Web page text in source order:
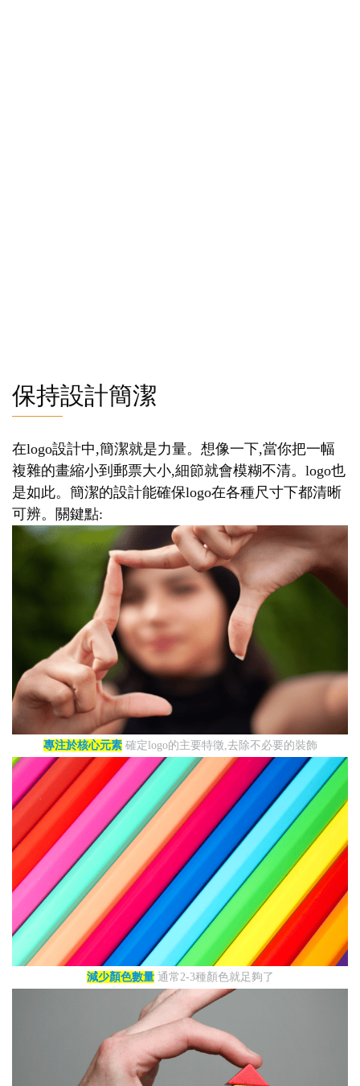
保持設計簡潔
在logo設計中,簡潔就是力量。想像一下,當你把一幅
複雜的畫縮小到郵票大小,細節就會模糊不清。logo也
是如此。簡潔的設計能確保logo在各種尺寸下都清晰
可辨。關鍵點:
專注於核心元素確定logo的主要特徵,去除不必要的裝飾
減少顏色數量通常2-3種顏色就足夠了